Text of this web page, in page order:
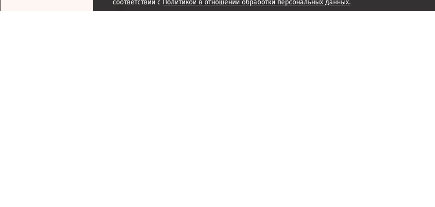
соответствии с Политикой в отношении обработки персональных данных.